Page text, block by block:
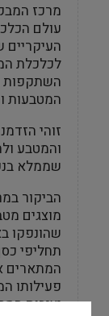
מרכז
עולם
העיקריים
לכלכלת
השתקפות
המטבעות
זוהי
והמטבע
שממלא
הביקור
מוצגים
שהונפקו
תחליפי
המתארים
פעילותו
יציבות